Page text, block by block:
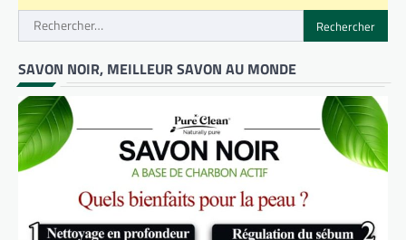
Rechercher :
SAVON NOIR, MEILLEUR SAVON AU MONDE